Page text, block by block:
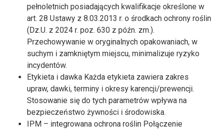
pełnoletnich posiadających kwalifikacje określone w
art. 28 Ustawy z 8.03.2013 r. o środkach ochrony roślin
(Dz.U. z 2024 r. poz. 630 z późn. zm.).
Przechowywanie w oryginalnych opakowaniach, w
suchym i zamkniętym miejscu, minimalizuje ryzyko
incydentów.
Etykieta i dawka Każda etykieta zawiera zakres
upraw, dawki, terminy i okresy karencji/prewencji.
Stosowanie się do tych parametrów wpływa na
bezpieczeństwo żywności i środowiska.
IPM – integrowana ochrona roślin Połączenie